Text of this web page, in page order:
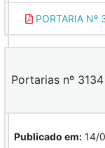
PORTARIA Nº
Portarias nº
Publicado em: 14/